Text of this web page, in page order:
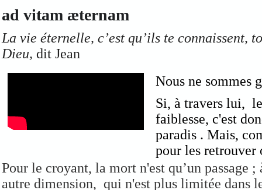
ad vitam æternam
La vie éternelle, c’est qu’ils te connaissent,
Dieu, dit Jean
Pour le croyant, la mort n'est qu’un passage
autre dimension, qui n'est plus limitée dans
Nous ne sommes
Si, à travers lui,
faiblesse, c'est
paradis . Mais,
pour les retrouver